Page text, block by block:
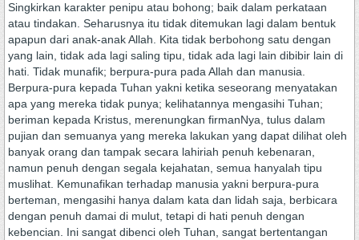
Singkirkan karakter penipu atau bohong; baik dalam perkataan
atau tindakan. Seharusnya itu tidak ditemukan lagi dalam bentuk
apapun dari anak-anak Allah. Kita tidak berbohong satu dengan
yang lain, tidak ada lagi saling tipu, tidak ada lagi lain dibibir lain di
hati. Tidak munafik; berpura-pura pada Allah dan manusia.
Berpura-pura kepada Tuhan yakni ketika seseorang menyatakan
apa yang mereka tidak punya; kelihatannya mengasihi Tuhan;
beriman kepada Kristus, merenungkan firmanNya, tulus dalam
pujian dan semuanya yang mereka lakukan yang dapat dilihat oleh
banyak orang dan tampak secara lahiriah penuh kebenaran,
namun penuh dengan segala kejahatan, semua hanyalah tipu
muslihat. Kemunafikan terhadap manusia yakni berpura-pura
berteman, mengasihi hanya dalam kata dan lidah saja, berbicara
dengan penuh damai di mulut, tetapi di hati penuh dengan
kebencian. Ini sangat dibenci oleh Tuhan, sangat bertentangan